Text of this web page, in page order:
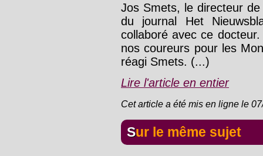
Jos Smets, le directeur
du journal Het
collaboré avec ce
nos coureurs pour les
réagi Smets. (...)
Lire l'article en entier
Cet article a été mis en ligne le
Sur le même sujet